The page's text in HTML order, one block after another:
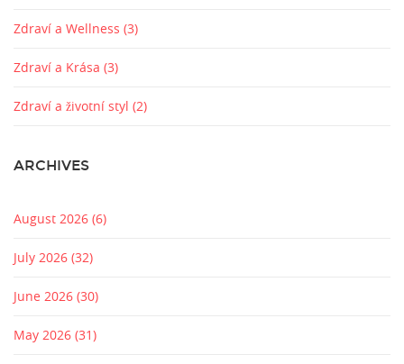
Zdraví a Wellness (3)
Zdraví a Krása (3)
Zdraví a životní styl (2)
ARCHIVES
August 2026 (6)
July 2026 (32)
June 2026 (30)
May 2026 (31)